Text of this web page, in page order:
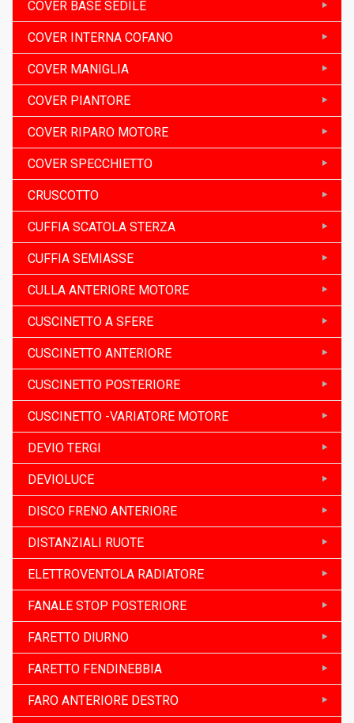
COVER BASE SEDILE
COVER INTERNA COFANO
COVER MANIGLIA
COVER PIANTORE
COVER RIPARO MOTORE
COVER SPECCHIETTO
CRUSCOTTO
CUFFIA SCATOLA STERZA
CUFFIA SEMIASSE
CULLA ANTERIORE MOTORE
CUSCINETTO A SFERE
CUSCINETTO ANTERIORE
CUSCINETTO POSTERIORE
CUSCINETTO -VARIATORE MOTORE
DEVIO TERGI
DEVIOLUCE
DISCO FRENO ANTERIORE
DISTANZIALI RUOTE
ELETTROVENTOLA RADIATORE
FANALE STOP POSTERIORE
FARETTO DIURNO
FARETTO FENDINEBBIA
FARO ANTERIORE DESTRO